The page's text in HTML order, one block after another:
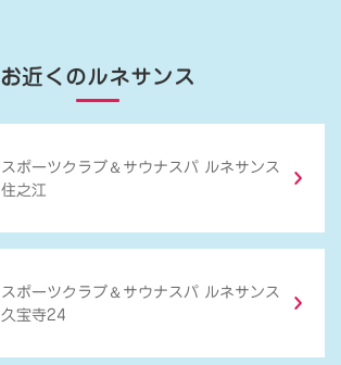
お近くのルネサンス
スポーツクラブ ＆ サウナスパ ルネサンス
住之江
スポーツクラブ ＆ サウナスパ ルネサンス
久宝寺24